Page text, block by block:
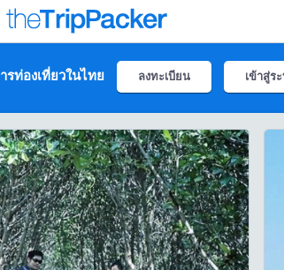
ท่องเที่ยวในไทย ลงทะเบียน เข้าสู่ร